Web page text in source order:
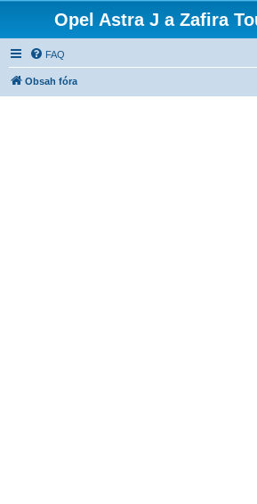
Opel Astra J a Zafira
FAQ
Obsah fóra